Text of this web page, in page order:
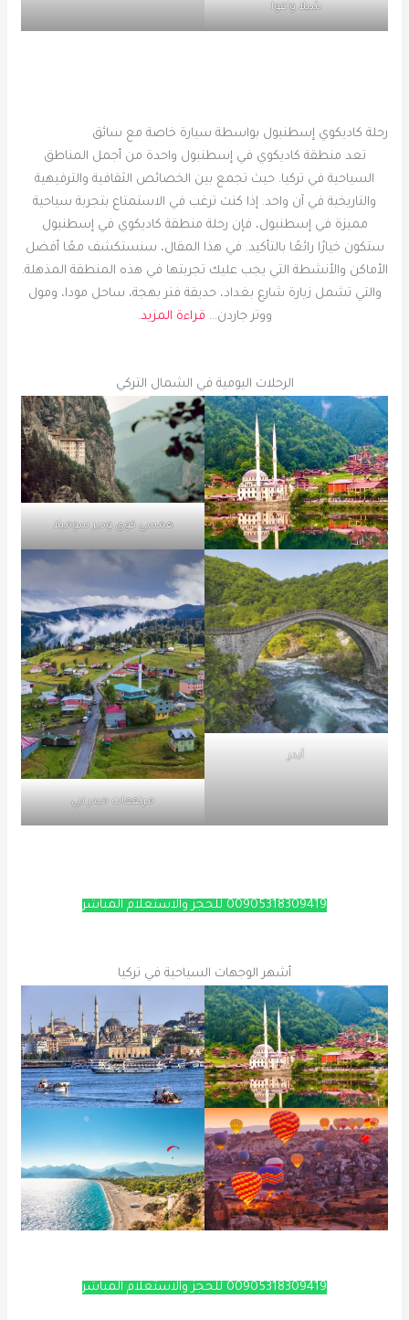
شيلا واغوا
رحلة كاديكوي إسطنبول بواسطة سيارة خاصة مع سائق
تعد منطقة كاديكوي في إسطنبول واحدة من أجمل المناطق
السياحية في تركيا. حيث تجمع بين الخصائص الثقافية والترفيهية
والتاريخية في آن واحد. إذا كنت ترغب في الاستمتاع بتجربة سياحية
مميزة في إسطنبول، فإن رحلة منطقة كاديكوي في إسطنبول
ستكون خيارًا رائعًا بالتأكيد. في هذا المقال، سنستكشف معًا أفضل
الأماكن والأنشطة التي يجب عليك تجربتها في هذه المنطقة المذهلة.
والتي تشمل زيارة شارع بغداد، حديقة فنر بهجة، ساحل مودا، ومول
ووتر جاردن… قراءة المزيد.
الرحلات اليومية في الشمال التركي
همسي كوي ودير سوميلا
آيدر
مرتفعات حيدر نبي
00905318309419 للحجز والاستعلام المباشر
أشهر الوجهات السياحية في تركيا
00905318309419 للحجز والاستعلام المباشر